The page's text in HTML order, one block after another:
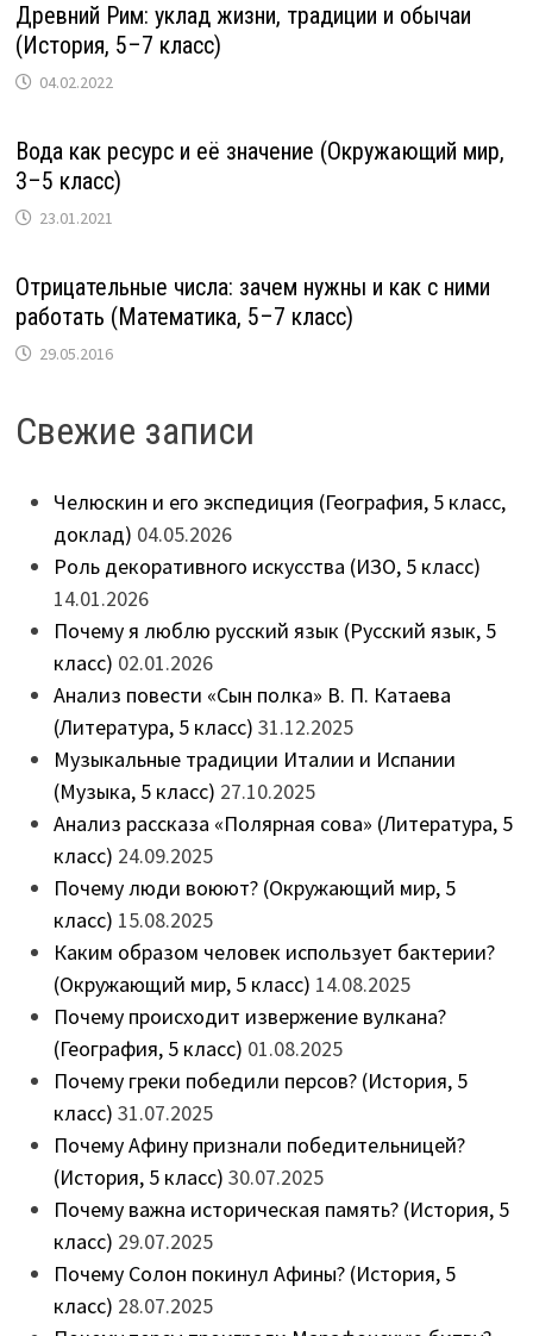
Древний Рим: уклад жизни, традиции и обычаи
(История, 5–7 класс)
04.02.2022
Вода как ресурс и её значение (Окружающий мир,
3–5 класс)
23.01.2021
Отрицательные числа: зачем нужны и как с ними
работать (Математика, 5–7 класс)
29.05.2016
Свежие записи
Челюскин и его экспедиция (География, 5 класс,
доклад) 04.05.2026
Роль декоративного искусства (ИЗО, 5 класс)
14.01.2026
Почему я люблю русский язык (Русский язык, 5
класс) 02.01.2026
Анализ повести «Сын полка» В. П. Катаева
(Литература, 5 класс) 31.12.2025
Музыкальные традиции Италии и Испании
(Музыка, 5 класс) 27.10.2025
Анализ рассказа «Полярная сова» (Литература, 5
класс) 24.09.2025
Почему люди воюют? (Окружающий мир, 5
класс) 15.08.2025
Каким образом человек использует бактерии?
(Окружающий мир, 5 класс) 14.08.2025
Почему происходит извержение вулкана?
(География, 5 класс) 01.08.2025
Почему греки победили персов? (История, 5
класс) 31.07.2025
Почему Афину признали победительницей?
(История, 5 класс) 30.07.2025
Почему важна историческая память? (История, 5
класс) 29.07.2025
Почему Солон покинул Афины? (История, 5
класс) 28.07.2025